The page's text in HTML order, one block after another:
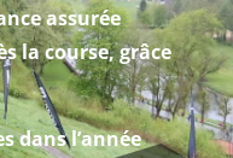
assurée
la course, grâce
dans l’année